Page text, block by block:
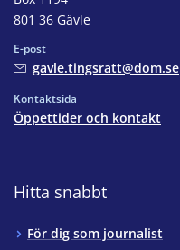
801 36 Gävle
E-post
gavle.tingsratt@dom.se
Kontaktsida
Öppettider och kontakt
Hitta snabbt
För dig som journalist